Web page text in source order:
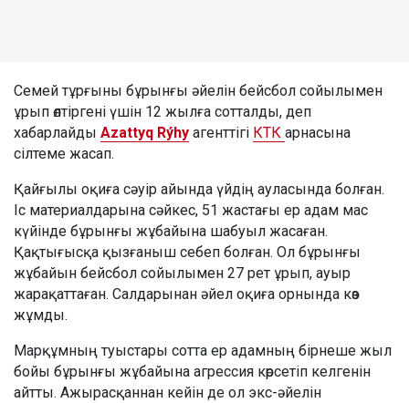
Семей тұрғыны бұрынғы әйелін бейсбол сойылымен
ұрып өлтіргені үшін 12 жылға сотталды, деп
хабарлайды Azattyq Rýhy агенттігі КТК арнасына
сілтеме жасап.
Қайғылы оқиға сәуір айында үйдің ауласында болған.
Іс материалдарына сәйкес, 51 жастағы ер адам мас
күйінде бұрынғы жұбайына шабуыл жасаған.
Қақтығысқа қызғаныш себеп болған. Ол бұрынғы
жұбайын бейсбол сойылымен 27 рет ұрып, ауыр
жарақаттаған. Салдарынан әйел оқиға орнында көз
жұмды.
Марқұмның туыстары сотта ер адамның бірнеше жыл
бойы бұрынғы жұбайына агрессия көрсетіп келгенін
айтты. Ажырасқаннан кейін де ол экс-әйелін